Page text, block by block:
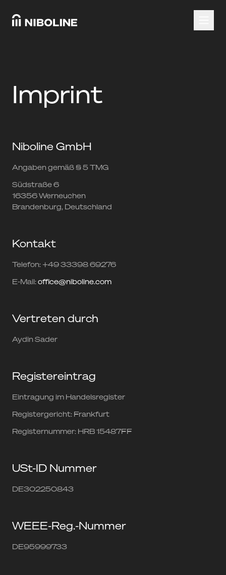
Imprint
Niboline GmbH
Angaben gemäß § 5 TMG
Südstraße 6
16356 Werneuchen
Brandenburg, Deutschland
Kontakt
Telefon: +49 33398 69276
E-Mail:office@niboline.com
Vertreten durch
Aydin Sader
Registereintrag
Eintragung im Handelsregister
Registergericht: Frankfurt
Registernummer: HRB 15487FF
USt-ID Nummer
DE302250843
WEEE-Reg.-Nummer
DE95999733